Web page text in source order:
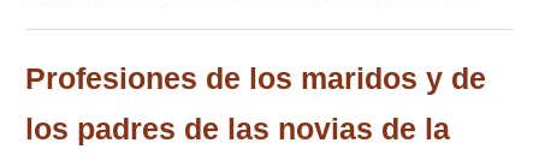
Profesiones de los maridos y de
los padres de las novias de la